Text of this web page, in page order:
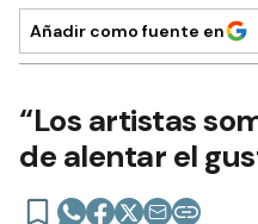
Añadir como fuente en
“Los artistas
de alentar el